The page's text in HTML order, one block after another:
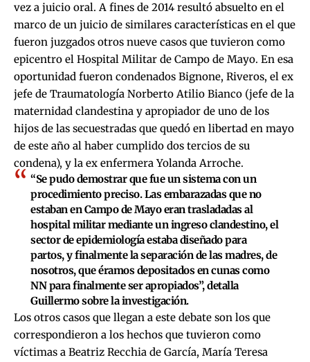
vez a juicio oral. A fines de 2014 resultó absuelto en el
marco de un juicio de similares características en el que
fueron juzgados otros nueve casos que tuvieron como
epicentro el Hospital Militar de Campo de Mayo. En esa
oportunidad fueron condenados Bignone, Riveros, el ex
jefe de Traumatología Norberto Atilio Bianco (jefe de la
maternidad clandestina y apropiador de uno de los
hijos de las secuestradas que quedó en libertad en mayo
de este año al haber cumplido dos tercios de su
condena), y la ex enfermera Yolanda Arroche.
“Se pudo demostrar que fue un sistema con un
procedimiento preciso. Las embarazadas que no
estaban en Campo de Mayo eran trasladadas al
hospital militar mediante un ingreso clandestino, el
sector de epidemiología estaba diseñado para
partos, y finalmente la separación de las madres, de
nosotros, que éramos depositados en cunas como
NN para finalmente ser apropiados”, detalla
Guillermo sobre la investigación.
Los otros casos que llegan a este debate son los que
correspondieron a los hechos que tuvieron como
víctimas a Beatriz Recchia de García, María Teresa